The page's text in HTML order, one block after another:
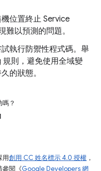
位置終止 Service
難以預測的問題。
執行防禦性程式碼。舉
則，避免使用全域變
的狀態。
？
用創用 CC 姓名標示 4.0 授權 ，
參閱《Google Developers 網